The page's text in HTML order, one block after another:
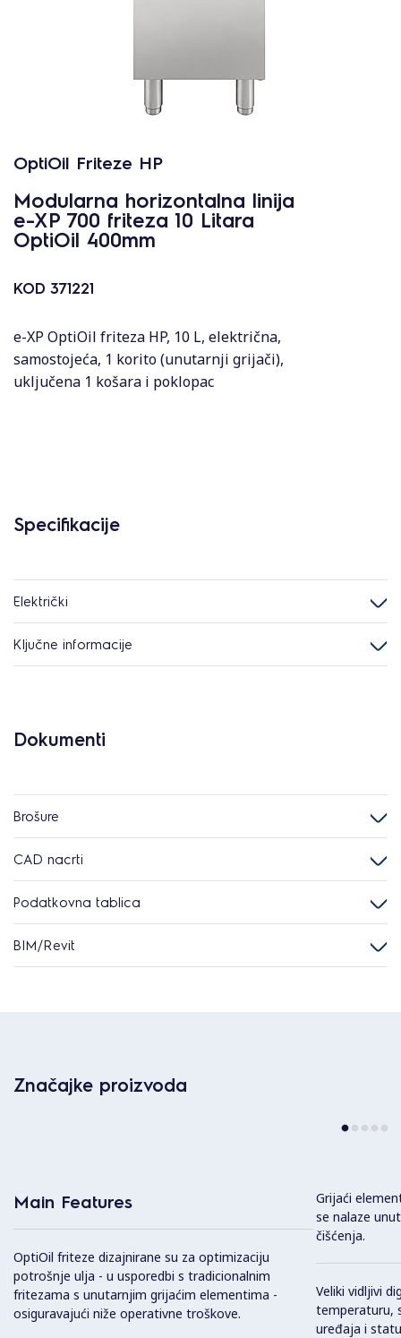
OptiOil Friteze HP
Modularna horizontalna linija
e-XP 700 friteza 10 Litara
OptiOil 400mm
KOD 371221
e-XP OptiOil friteza HP, 10 L, električna,
samostojeća, 1 korito (unutarnji grijači),
uključena 1 košara i poklopac
Specifikacije
Električki
Ključne informacije
Dokumenti
Brošure
CAD nacrti
Podatkovna tablica
BIM/Revit
Značajke proizvoda
Main Features
OptiOil friteze dizajnirane su za optimizaciju
potrošnje ulja - u usporedbi s tradicionalnim
fritezama s unutarnjim grijaćim elementima -
osiguravajući niže operativne troškove.
Grijaći
se nalaze
čišćenja.
Veliki vidljivi
temperaturu,
uređaja i